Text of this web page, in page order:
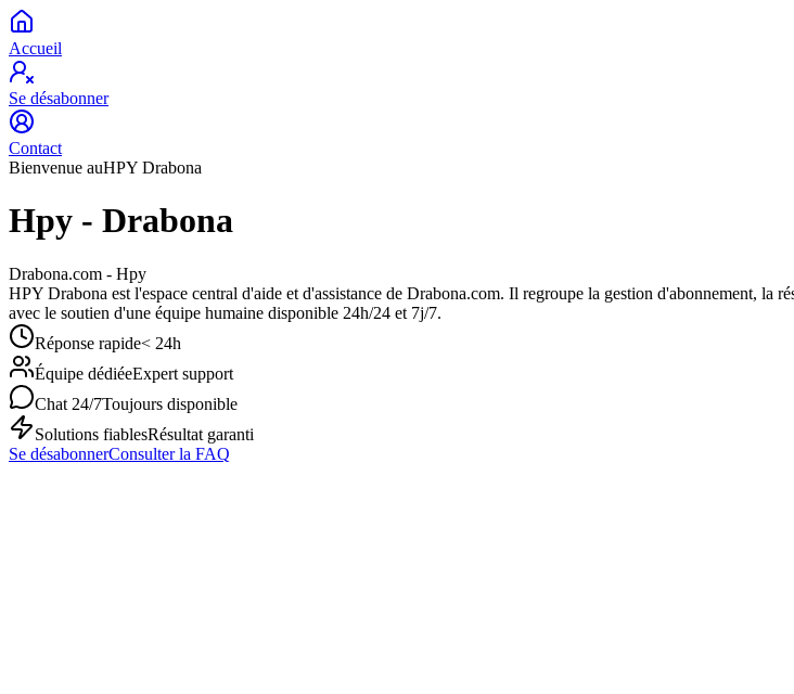
Accueil
Se désabonner
Contact
Bienvenue auHPY Drabona
Hpy - Drabona
Drabona.com - Hpy
HPY Drabona est l'espace central d'aide et d'assistance de Drabona.com. Il regroupe la gestion d'abonnement, la
avec le soutien d'une équipe humaine disponible 24h/24 et 7j/7.
Réponse rapide< 24h
Équipe dédiéeExpert support
Chat 24/7Toujours disponible
Solutions fiablesRésultat garanti
Se désabonnerConsulter la FAQ